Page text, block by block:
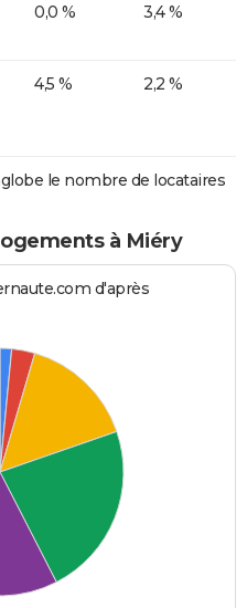
0,0 % 3,4 %
4,5 % 2,2 %
le nombre de locataires
à Miéry
d'après